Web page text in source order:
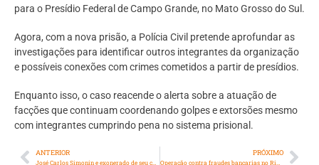
para o Presídio Federal de Campo Grande, no Mato Grosso do Sul.
Agora, com a nova prisão, a Polícia Civil pretende aprofundar as
investigações para identificar outros integrantes da organização
e possíveis conexões com crimes cometidos a partir de presídios.
Enquanto isso, o caso reacende o alerta sobre a atuação de
facções que continuam coordenando golpes e extorsões mesmo
com integrantes cumprindo pena no sistema prisional.
ANTERIOR
José Carlos Simonin e exonerado de seu cargo após caso de estupro coletivo em Copacabana
PRÓXIMO
Operação contra fraudes bancarias no Rio prende três suspeitos